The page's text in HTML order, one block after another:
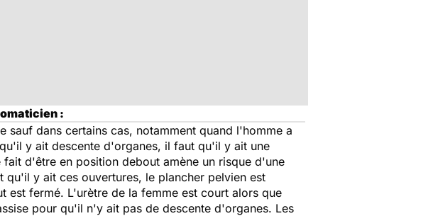
:
sauf dans certains cas, notamment quand l'homme a
y ait descente d'organes, il faut qu'il y ait une
d'être en position debout amène un risque d'une
y ait ces ouvertures, le plancher pelvien est
est fermé. L'urètre de la femme est court alors que
pour qu'il n'y ait pas de descente d'organes. Les